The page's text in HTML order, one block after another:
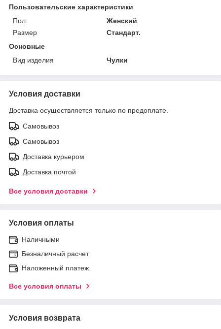
Пользовательские характеристики
Пол:
Женский
Размер
Стандарт.
Основные
Вид изделия
Чулки
Условия доставки
Доставка осуществляется только по предоплате.
Самовывоз
Самовывоз
Доставка курьером
Доставка почтой
Все условия доставки
Условия оплаты
Наличными
Безналичный расчет
Наложенный платеж
Все условия оплаты
Условия возврата